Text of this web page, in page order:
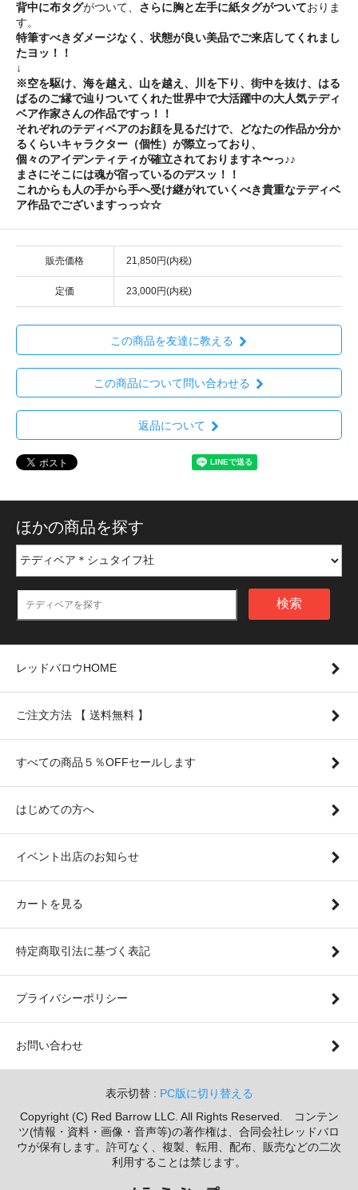
背中に布タグがついて、 さらに胸と左手に紙タグがついておりま
す。
特筆すべきダメージなく、状態が良い美品でご来店してくれまし
たヨッ！！
↓
※空を駆け、海を越え、山を越え、川を下り、街中を抜け、はる
ばるのご縁で辿りついてくれた世界中で大活躍中の大人気テディ
ベア作家さんの作品ですっ！！
それぞれのテディベアのお顔を見るだけで、どなたの作品か分か
るくらいキャラクター（個性）が際立っており、
個々のアイデンティティが確立されておりますネ〜っ♪♪
まさにそこには魂が宿っているのデスッ！！
これからも人の手から手へ受け継がれていくべき貴重なテディベ
ア作品でございますっっ☆☆
販売価格 21,850円(内税)
定価 23,000円(内税)
この商品を友達に教える
この商品について問い合わせる
返品について
ほかの商品を探す
検索
レッドバロウHOME
ご注文方法 【 送料無料 】
すべての商品５％OFFセールします
はじめての方へ
イベント出店のお知らせ
カートを見る
特定商取引法に基づく表記
プライバシーポリシー
お問い合わせ
表示切替 : PC版に切り替える
Copyright (C) Red Barrow LLC. All Rights Reserved. コンテン
ツ(情報・資料・画像・音声等)の著作権は、合同会社レッドバロ
ウが保有します。許可なく、複製、転用、配布、販売などの二次
利用することは禁じます。